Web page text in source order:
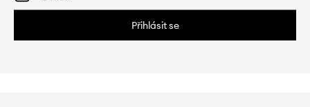
Přihlásit se